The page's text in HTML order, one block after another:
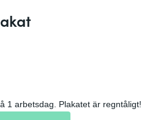
1 arbetsdag. Plakatet är regntåligt!